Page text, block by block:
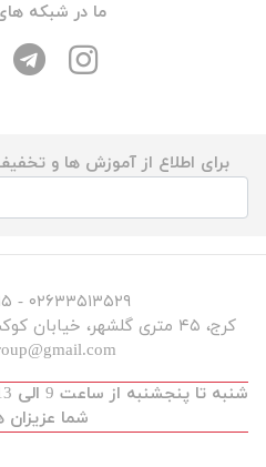
ما در شبکه
برای اطلاع از آموزش ها و
۰۲۶۳۳۵۱۳۵۲۹ - ۰۲۶۳۳۵۳۴۳۱۵
کرج، ۴۵ متری گلشهر، خیابان کوکب شرقی، عکس و فیلم مکث
شما